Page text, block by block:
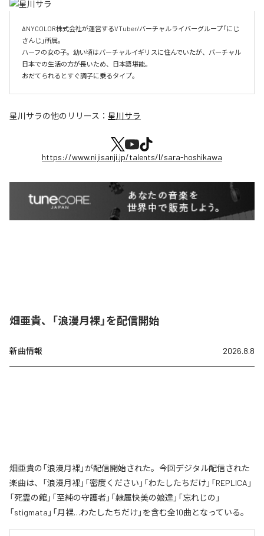
ANYCOLOR株式会社が運営するVTuber/バーチャルライバーグループ「にじ
さんじ」所属。
ハーフの女の子。幼い頃はバーチャルイギリスに住んでいたが、バーチャル
日本での生活の方が長いため、日本語堪能。
おだてられるとすぐ調子に乗るタイプ。
星川サラの他のリリース： 星川サラ
https://www.nijisanji.jp/talents/l/sara-hoshikawa
畑亜貴、「浪漫月裸」を配信開始
新曲情報 2026.8.8
畑亜貴の「浪漫月裸」が配信開始された。今回デジタル配信された
楽曲は、「浪漫月裸」「密度ください」「わたしたちだけ」「REPLICA」
「死霊の館」「至純の守護者」「隷属快美の娘達」「忘れじの」
「stigmata」「月裸…わたしたちだけ」を含む全10曲となっている。